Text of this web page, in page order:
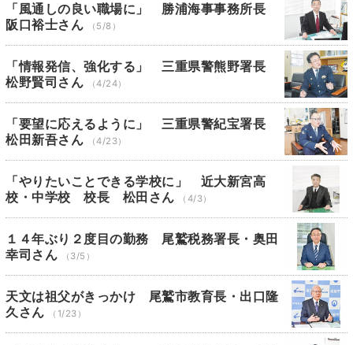
「風通しの良い職場に」 勝浦海事事務所長
阪口裕士さん
（5/8）
「情報発信、強化する」 三重県警熊野署長
松野賢司さん
（4/24）
「要望に応えるように」 三重県警紀宝署長
松田新吾さん
（4/23）
「やりたいことできる学校に」 近大新宮高
校・中学校 校長 松田さん
（4/3）
１４年ぶり２度目の勤務 尾鷲税務署長・奥田
幸司さん
（3/5）
天文は祖父がきっかけ 尾鷲市教育長・出口隆
久さん
（1/23）